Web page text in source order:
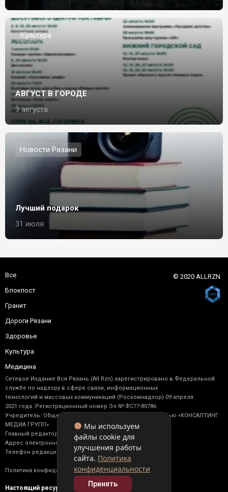
Мы используем
файлы cookie для
улучшения работы
сайта. Политика
конфиденциальности
Принять
Культура
АВГУСТ В ГОРОДЕ
3 августа
Новости Рязани
Лучший подарок
31 июля
Все
Блокпост
Гранит
Дороги Рязани
Здоровье
Культура
Медицина
Сетевое Издание Вся Рязань (All Rzn) зарегистрировано в Федеральной
службе по надзору в сфере связи, информационных
технологий и массовых коммуникаций (Роскомнадзор) 09 апреля
2021 года. Регистрационный номер Эл № ФС77-80786
Учредитель: Общество с ограниченной ответственностью «КОНСАЛТИНГ
МЕДИА ГРУПП»
Главный редактор: Васильев М. Ю.
Адрес электронной почты редакции: allrzn@yandex.ru
Телефон редакции: +7 (910) 902-17-92
Политика конфиденциальности
Настоящий ресурс содержит материалы 16+
© 2020 ALLRZN